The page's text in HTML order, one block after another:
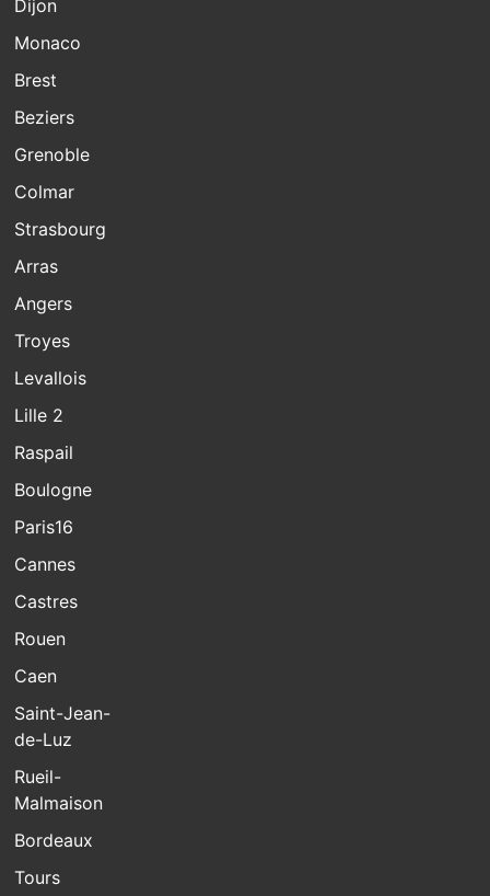
Dijon
Monaco
Brest
Beziers
Grenoble
Colmar
Strasbourg
Arras
Angers
Troyes
Levallois
Lille 2
Raspail
Boulogne
Paris16
Cannes
Castres
Rouen
Caen
Saint-Jean-
de-Luz
Rueil-
Malmaison
Bordeaux
Tours